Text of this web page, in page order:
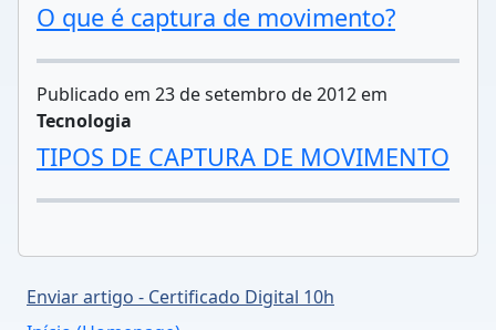
O que é captura de movimento?
Publicado em 23 de setembro de 2012 em
Tecnologia
TIPOS DE CAPTURA DE MOVIMENTO
Enviar artigo - Certificado Digital 10h